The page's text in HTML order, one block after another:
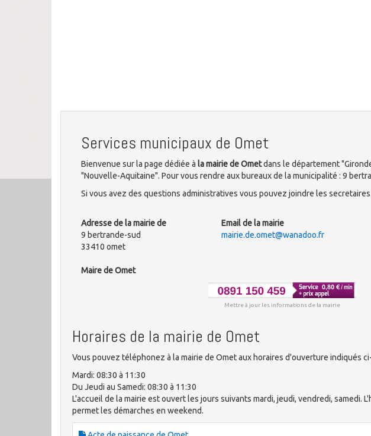
Services municipaux de Omet
Bienvenue sur la page dédiée à la mairie de Ometdans le département
"Nouvelle-Aquitaine". Pour vous rendre aux bureaux de la municipalité : 9
Si vous avez des questions administratives vous pouvez joindre les secretaires
Adresse de la mairie de
9 bertrande-sud
33410 omet
Maire de Omet
Email de la mairie
mairie.de.omet@wanadoo.fr
Mettre à jour les informations de la mairie
Horaires de la mairie de Omet
Vous pouvez téléphonez à la mairie de Omet aux horaires d'ouverture indiqués
Mardi: 08:30 à 11:30
Du Jeudi au Samedi: 08:30 à 11:30
L'accueil de la mairie est ouvert les jours suivants mardi, jeudi, vendredi, samedi.
permet les démarches en weekend.